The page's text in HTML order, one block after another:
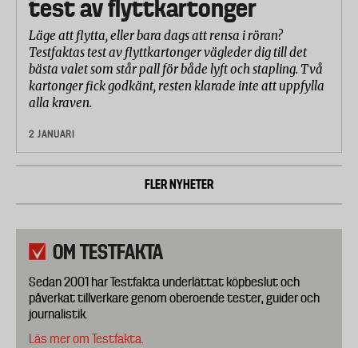
test av flyttkartonger
Läge att flytta, eller bara dags att rensa i röran?
Testfaktas test av flyttkartonger vägleder dig till det
bästa valet som står pall för både lyft och stapling. Två
kartonger fick godkänt, resten klarade inte att uppfylla
alla kraven.
2 JANUARI
FLER NYHETER
OM TESTFAKTA
Sedan 2001 har Testfakta underlättat köpbeslut och
påverkat tillverkare genom oberoende tester, guider och
journalistik.
Läs mer om Testfakta.